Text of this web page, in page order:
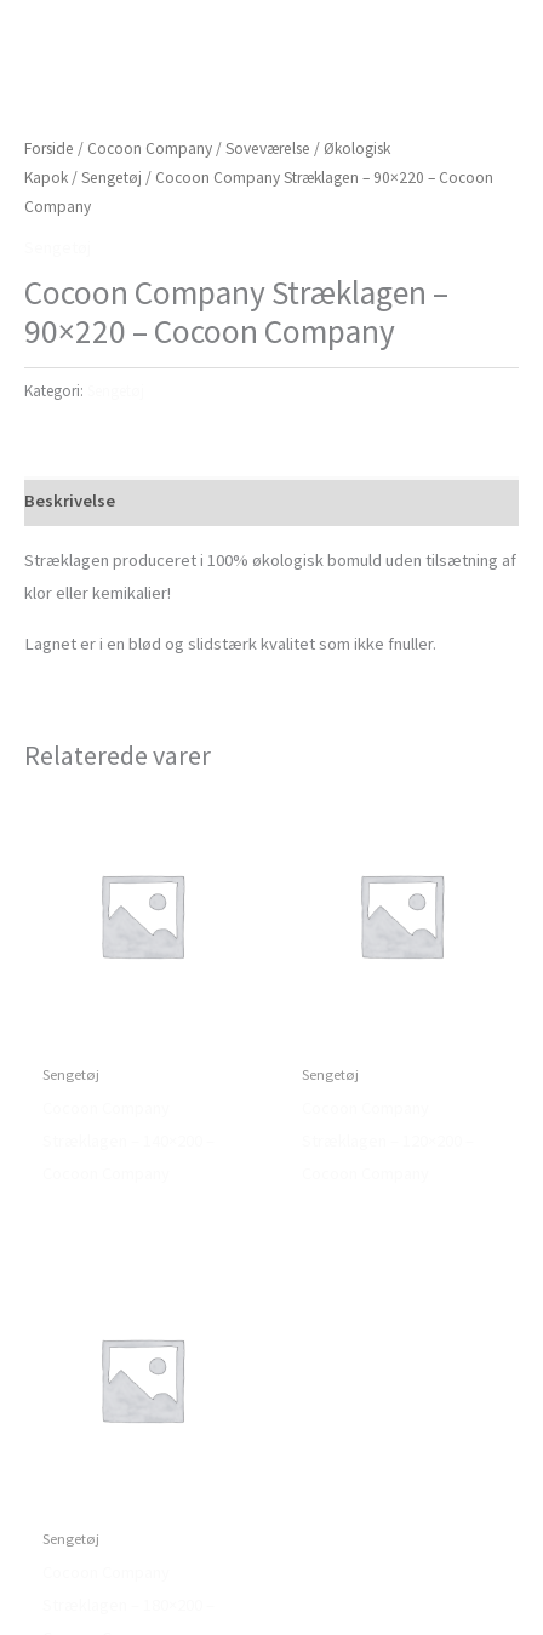
Forside / Cocoon Company /Soveværelse / Økologisk
Kapok /Sengetøj / Cocoon Company Stræklagen – 90×220 – Cocoon
Company
Cocoon Company Stræklagen –
90×220 – Cocoon Company
Kategori:
Beskrivelse
Stræklagen produceret i 100% økologisk bomuld uden tilsætning af
klor eller kemikalier!
Lagnet er i en blød og slidstærk kvalitet som ikke fnuller.
Relaterede varer
Sengetøj Sengetøj
Sengetøj